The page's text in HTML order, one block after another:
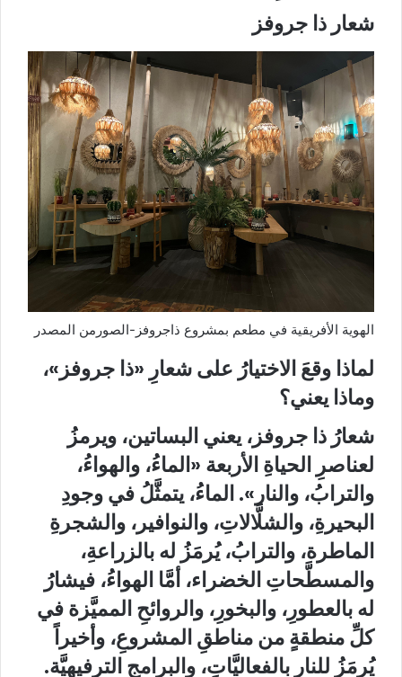
شعار ذا جروفز
الهوية الأفريقية في مطعم بمشروع ذاجروفز-الصورمن المصدر
لماذا وقعَ الاختيارُ على شعارِ «ذا جروفز»،
وماذا يعني؟
شعارُ ذا جروفز، يعني البساتين، ويرمزُ
لعناصرِ الحياةِ الأربعة «الماءُ، والهواءُ،
والترابُ، والنار». الماءُ، يتمثَّلُ في وجودِ
البحيرةِ، والشلَّالاتِ، والنوافير، والشجرةِ
الماطرة، والترابُ، يُرمَزُ له بالزراعةِ،
والمسطَّحاتِ الخضراء، أمَّا الهواءُ، فيشارُ
له بالعطورِ، والبخورِ، والروائحِ المميَّزة في
كلِّ منطقةٍ من مناطقِ المشروعِ، وأخيراً
يُرمَزُ للنار بالفعاليَّاتِ، والبرامجِ الترفيهيَّة.